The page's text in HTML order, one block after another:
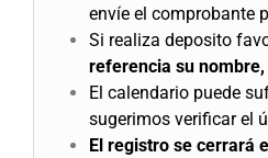
envíe el comprobante
Si realiza deposito
referencia su
El calendario puede
sugerimos verificar el
El registro se cerrará